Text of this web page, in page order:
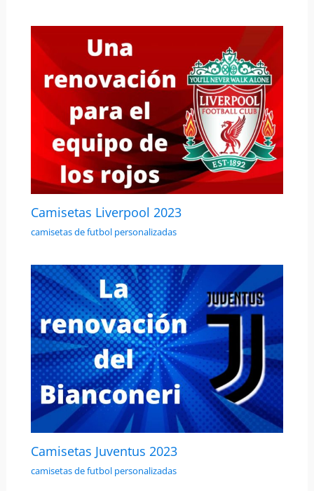
Camisetas Liverpool 2023
camisetas de futbol personalizadas
Camisetas Juventus 2023
camisetas de futbol personalizadas